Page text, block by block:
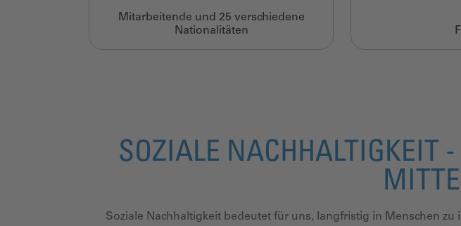
Mitarbeitende und 25 verschiedene
Nationalitäten
SOZIALE NACHHALTIGKEIT
Soziale Nachhaltigkeit bedeutet für uns, langfristig in Menschen